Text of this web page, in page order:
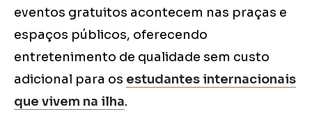
eventos gratuitos acontecem nas praças e
espaços públicos, oferecendo
entretenimento de qualidade sem custo
adicional para os estudantes internacionais
que vivem na ilha.